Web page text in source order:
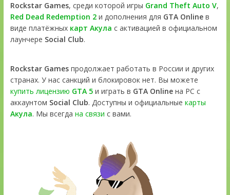
Rockstar Games, среди которой игры Grand Theft Auto V,
Red Dead Redemption 2и дополнения для GTA Onlineв
виде платёжных карт Акула с активацией в официальном
лаунчере Social Club.
Rockstar Gamesпродолжает работать в России и других
странах. У нас санкций и блокировок нет. Вы можете
купить лицензию GTA 5и играть в GTA Onlineна PC с
аккаунтом Social Club. Доступны и официальные карты
Акула. Мы всегда на связи с вами.